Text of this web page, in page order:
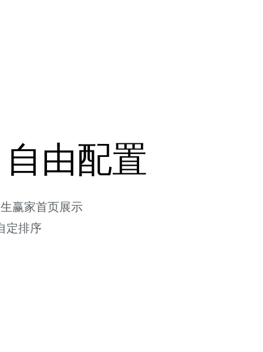
由配置
赢家首页展示
定排序